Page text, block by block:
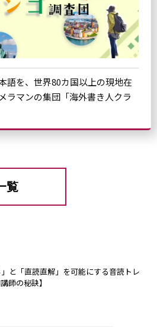
語を、世界80カ国以上の現地在
ラマンの集団「海外書き人クラ
覧
」と「直読直解」を可能にする音読トレ
師の秘訣】